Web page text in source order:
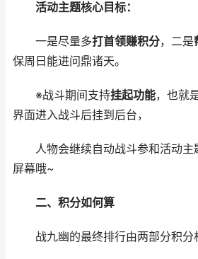
活动主题核心目标：
一是尽量多打首领赚积分，二是
保周日能进问鼎诸天。
※战斗期间支持挂起功能，也就
界面进入战斗后挂到后台，
人物会继续自动战斗参和活动主
屏幕哦~
二、积分如何算
战九幽的最终排行由两部分积分